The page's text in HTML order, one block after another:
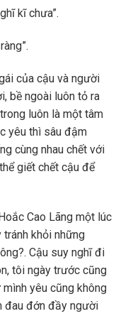
kĩ chưa”.
của cậu và người
bề ngoài luôn tỏ ra
luôn là một tâm
yêu thì sâu đậm
cùng nhau chết với
giết chết cậu để
Cao Lãng một lúc
tránh khỏi những
Cậu suy nghĩ đi
tôi ngày trước cũng
yêu cũng không
đau đớn đầy người